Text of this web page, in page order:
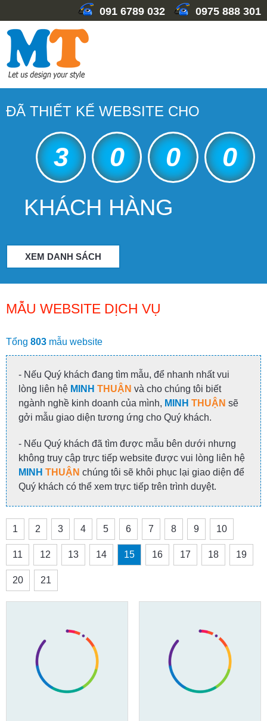
091 6789 032 0975 888 301
ĐÃ THIẾT KẾ WEBSITE CHO
3 0 0 0
KHÁCH HÀNG
XEM DANH SÁCH
MẪU WEBSITE DỊCH VỤ
Tổng 803 mẫu website
- Nếu Quý khách đang tìm mẫu, để nhanh nhất vui
lòng liên hệ MINH THUẬN và cho chúng tôi biết
ngành nghề kinh doanh của mình, MINH THUẬN sẽ
gởi mẫu giao diện tương ứng cho Quý khách.
- Nếu Quý khách đã tìm được mẫu bên dưới nhưng
không truy cập trực tiếp website được vui lòng liên hệ
MINH THUẬN chúng tôi sẽ khôi phục lại giao diện để
Quý khách có thể xem trực tiếp trên trình duyệt.
1 2 3 4 5 6 7 8 9 10
11 12 13 14 15 16 17 18 19
20 21